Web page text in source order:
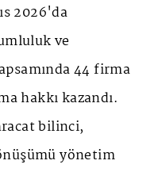
2026'da
ve
44 firma
hakkı kazandı.
bilinci,
yönetim